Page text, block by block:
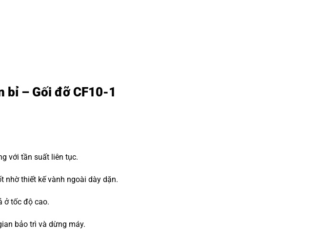
bỉ – Gối đỡ CF10-1
với tần suất liên tục.
nhờ thiết kế vành ngoài dày dặn.
ở tốc độ cao.
bảo trì và dừng máy.